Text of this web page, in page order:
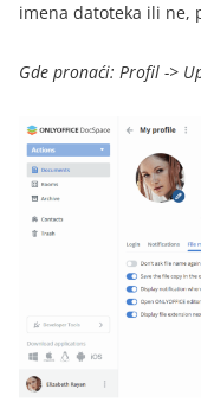
imena datoteka ili ne,
Gde pronaći: Profil ->